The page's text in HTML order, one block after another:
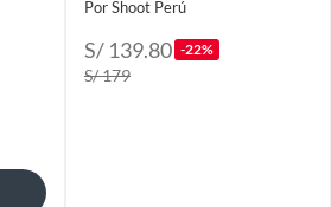
Por Shoot Perú
S/ 139.80 -22%
S/ 179